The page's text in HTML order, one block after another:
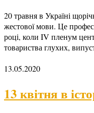
20 травня в Україні
жестової мови. Це
році, коли IV пленум
товариства глухих,
13.05.2020
13 квітня в